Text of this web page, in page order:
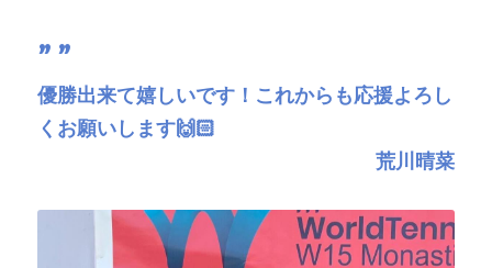
” ”
優勝出来て嬉しいです！これからも応援よろし
くお願いします🙌🏻
荒川晴菜